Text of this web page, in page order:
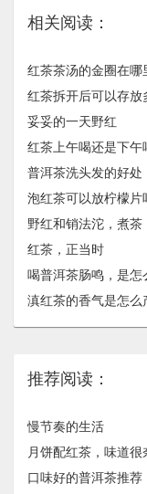
相关阅读：
红茶茶汤的金圈在哪
红茶拆开后可以存放
妥妥的一天野红
红茶上午喝还是下午
普洱茶洗头发的好处
泡红茶可以放柠檬片
野红和销法沱，煮茶
红茶，正当时
喝普洱茶肠鸣，是怎
滇红茶的香气是怎
推荐阅读：
慢节奏的生活
月饼配红茶，味道很
口味好的普洱茶推